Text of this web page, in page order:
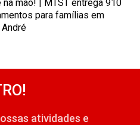
na mão! | MTST entrega 910
para famílias em
atividades e